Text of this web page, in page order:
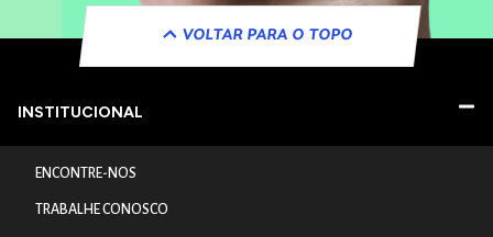
VOLTAR PARA O TOPO
INSTITUCIONAL
ENCONTRE-NOS
TRABALHE CONOSCO